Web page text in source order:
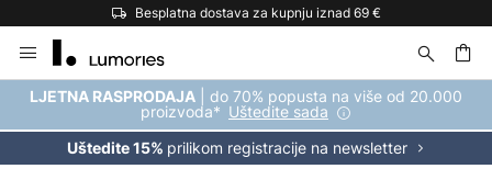
Besplatna dostava za kupnju iznad 69 €
to
Content
LJETNA RASPRODAJA | do 70% popusta na više od 20.000
proizvoda* Uštedite sada
Uštedite 15% prilikom registracije na newsletter